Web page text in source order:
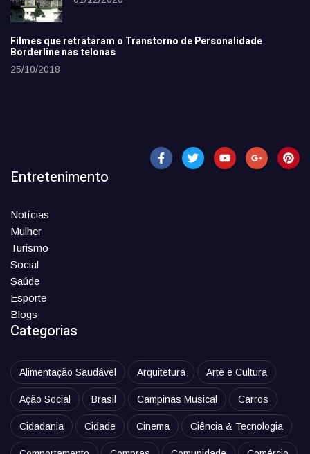
Filmes que retrataram o Transtorno de Personalidade
Borderline nas telonas
25/10/2018
Entretenimento
Notícias
Mulher
Turismo
Social
Saúde
Esporte
Blogs
Categorias
Alimentação Saudável Arquitetura Arte e Cultura
Ação Social Brasil Campinas Musical Carros
Cidadania Cidade Cinema Ciência & Tecnologia